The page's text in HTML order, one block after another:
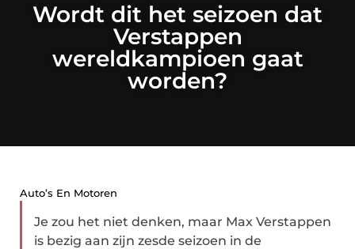
Wordt dit het seizoen dat
Verstappen
wereldkampioen gaat
worden?
Auto’s En Motoren
Je zou het niet denken, maar Max Verstappen
is bezig aan zijn zesde seizoen in de